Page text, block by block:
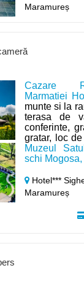
Maramureș
Cazare
Marmatiei
munte si la
terasa de
conferinte,
gratar, loc
Muzeul
schi
Hotel***
Maramureș